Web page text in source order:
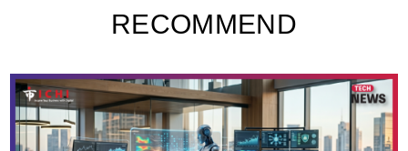
RECOMMEND